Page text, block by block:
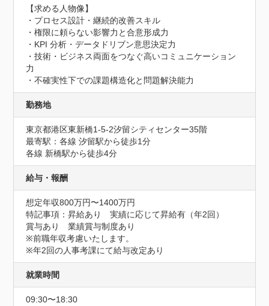
【求める人物像】
・プロセス設計・継続的改善スキル
・権限に頼らない影響力と合意形成力
・KPI 分析・データドリブン意思決定力
・技術・ビジネス両面をつなぐ高いコミュニケーション
力
・不確実性下での課題構造化と問題解決能力
勤務地
東京都港区東新橋1-5-2汐留シティセンター35階
最寄駅：各線 汐留駅から徒歩1分
各線 新橋駅から徒歩4分
給与・報酬
想定年収800万円〜1400万円
特記事項：昇給あり　実績に応じて昇給有（年2回）
賞与あり　業績賞与制度あり
※前職年収考慮いたします。
※年2回の人事考課にて給与改定あり
就業時間
09:30〜18:30